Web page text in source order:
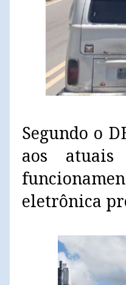
Segundo o
aos
eletrônica